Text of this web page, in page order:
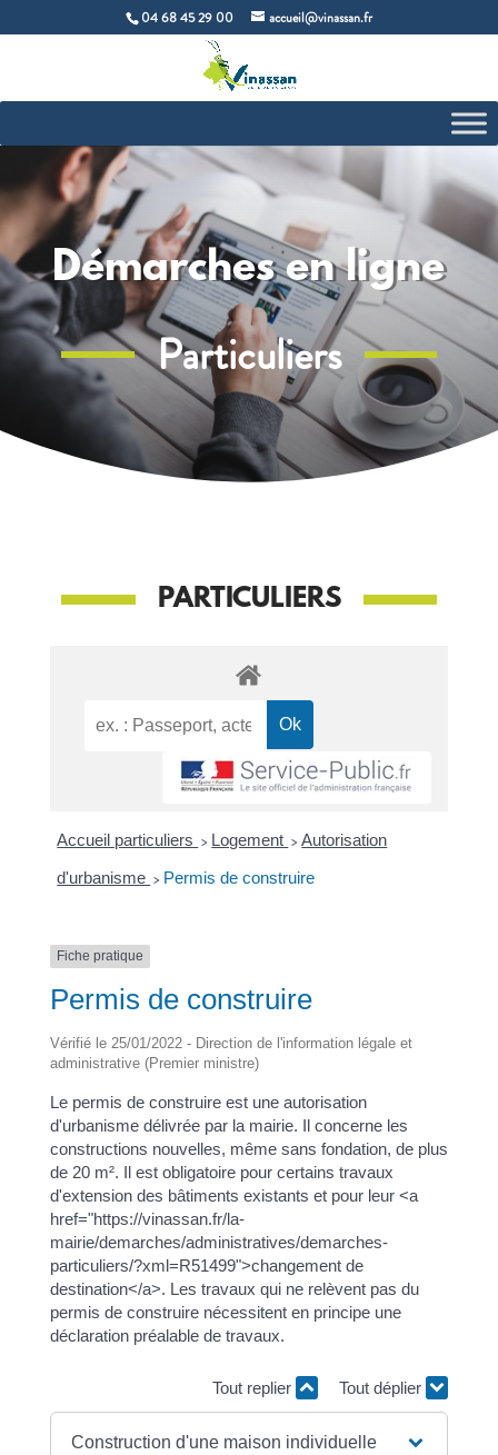
04 68 45 29 00 accueil@vinassan.fr
Démarches en ligne
Particuliers
PARTICULIERS
Accueil particuliers > Logement > Autorisation
d'urbanisme > Permis de construire
Fiche pratique
Permis de construire
Vérifié le 25/01/2022 - Direction de l'information légale et
administrative (Premier ministre)
Le permis de construire est une autorisation
d'urbanisme délivrée par la mairie. Il concerne les
constructions nouvelles, même sans fondation, de plus
de 20 m². Il est obligatoire pour certains travaux
d'extension des bâtiments existants et pour leur <a
href="https://vinassan.fr/la-
mairie/demarches/administratives/demarches-
particuliers/?xml=R51499">changement de
destination</a>. Les travaux qui ne relèvent pas du
permis de construire nécessitent en principe une
déclaration préalable de travaux.
Tout replier Tout déplier
Construction d'une maison individuelle